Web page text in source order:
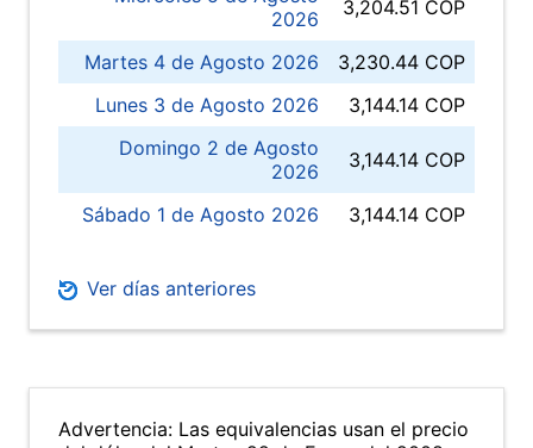
2026
3,204.51 COP
Martes 4 de Agosto 2026
3,230.44 COP
Lunes 3 de Agosto 2026
3,144.14 COP
Domingo 2 de Agosto
2026
3,144.14 COP
Sábado 1 de Agosto 2026 3,144.14 COP
Ver días anteriores
Advertencia: Las equivalencias usan el precio